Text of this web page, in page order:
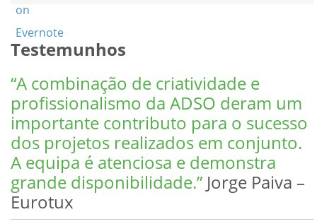
on
Evernote
Testemunhos
“A combinação de criatividade e
profissionalismo da ADSO deram um
importante contributo para o sucesso
dos projetos realizados em conjunto.
A equipa é atenciosa e demonstra
grande disponibilidade.” Jorge Paiva –
Eurotux